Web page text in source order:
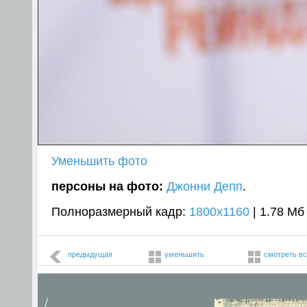
Уменьшить фото
персоны на фото: Джонни Депп.
Полноразмерный кадр: 1800x1160 | 1.78 Мб
предыдущая уменьшить смотреть